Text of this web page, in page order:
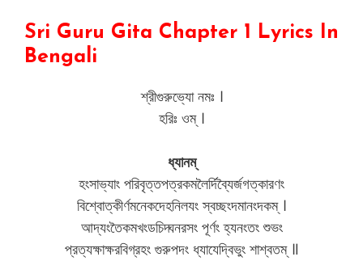
Sri Guru Gita Chapter 1 Lyrics In
Bengali
শ্রীগুরুভ্যো নমঃ ।
হরিঃ ওম্ ।
ধ্যানম্
হংসাভ্যাং পরিবৃত্তপত্রকমলৈর্দিব্যৈর্জগত্কারণং
বিশ্বোত্কীর্ণমনেকদেহনিলযং স্বচ্ছংদমানংদকম্ ।
আদ্যংতৈকমখংডচিদ্ঘনরসং পূর্ণং হ্যনংতং শুভং
প্রত্যক্ষাক্ষরবিগ্রহং গুরুপদং ধ্যাযেদ্বিভুং শাশ্বতম্ ॥